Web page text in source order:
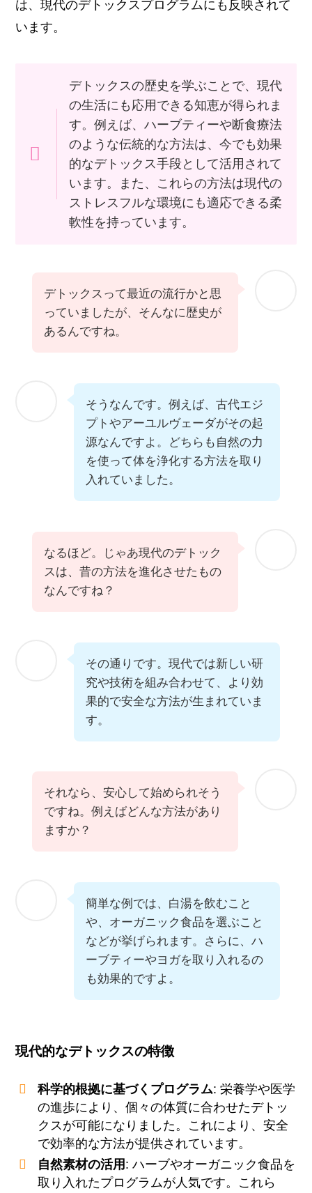
は、現代のデトックスプログラムにも反映されて
います。
デトックスの歴史を学ぶことで、現代
の生活にも応用できる知恵が得られま
す。例えば、ハーブティーや断食療法
のような伝統的な方法は、今でも効果
的なデトックス手段として活用されて
います。また、これらの方法は現代の
ストレスフルな環境にも適応できる柔
軟性を持っています。
デトックスって最近の流行かと思
っていましたが、そんなに歴史が
あるんですね。
そうなんです。例えば、古代エジ
プトやアーユルヴェーダがその起
源なんですよ。どちらも自然の力
を使って体を浄化する方法を取り
入れていました。
なるほど。じゃあ現代のデトック
スは、昔の方法を進化させたもの
なんですね？
その通りです。現代では新しい研
究や技術を組み合わせて、より効
果的で安全な方法が生まれていま
す。
それなら、安心して始められそう
ですね。例えばどんな方法があり
ますか？
簡単な例では、白湯を飲むこと
や、オーガニック食品を選ぶこと
などが挙げられます。さらに、ハ
ーブティーやヨガを取り入れるの
も効果的ですよ。
現代的なデトックスの特徴
科学的根拠に基づくプログラム: 栄養学や医学
の進歩により、個々の体質に合わせたデトッ
クスが可能になりました。これにより、安全
で効率的な方法が提供されています。
自然素材の活用 : ハーブやオーガニック食品を
取り入れたプログラムが人気です。これら